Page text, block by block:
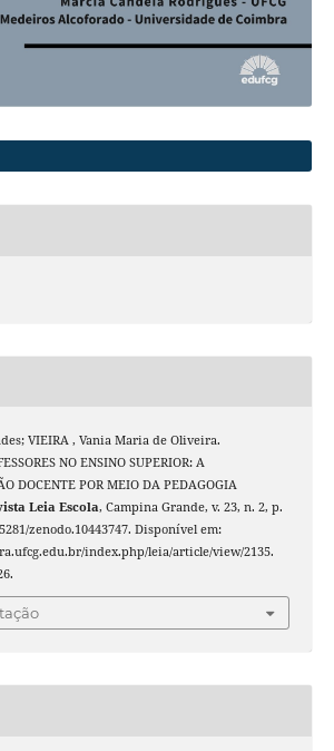
VIEIRA , Vania Maria de Oliveira.
NO ENSINO SUPERIOR: A
DOCENTE POR MEIO DA PEDAGOGIA
Leia Escola, Campina Grande, v. 23, n. 2, p.
zenodo.10443747. Disponível em:
index.php/leia/article/view/2135.